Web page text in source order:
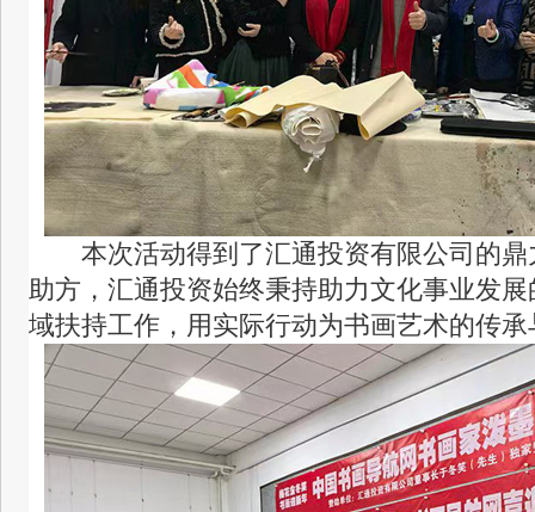
本次活动得到了汇通投资有限公司的鼎
助方，汇通投资始终秉持助力文化事业发
域扶持工作，用实际行动为书画艺术的传